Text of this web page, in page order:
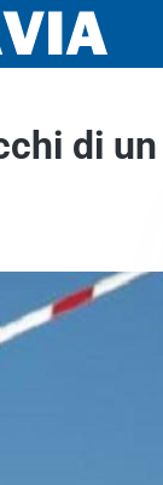
di un